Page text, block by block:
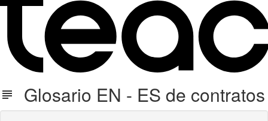
Glosario EN - ES de contratos